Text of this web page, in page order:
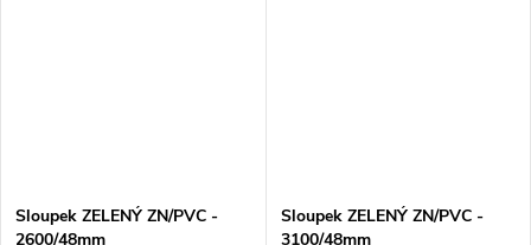
Sloupek ZELENÝ ZN/PVC -
2600/48mm
Sloupek ZELENÝ ZN/PVC -
3100/48mm